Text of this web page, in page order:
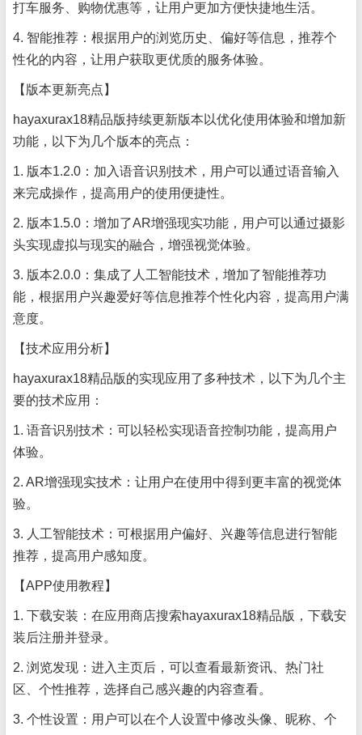
打车服务、购物优惠等，让用户更加方便快捷地生活。
4. 智能推荐：根据用户的浏览历史、偏好等信息，推荐个
性化的内容，让用户获取更优质的服务体验。
【版本更新亮点】
hayaxurax18精品版持续更新版本以优化使用体验和增加新
功能，以下为几个版本的亮点：
1. 版本1.2.0：加入语音识别技术，用户可以通过语音输入
来完成操作，提高用户的使用便捷性。
2. 版本1.5.0：增加了AR增强现实功能，用户可以通过摄影
头实现虚拟与现实的融合，增强视觉体验。
3. 版本2.0.0：集成了人工智能技术，增加了智能推荐功
能，根据用户兴趣爱好等信息推荐个性化内容，提高用户满
意度。
【技术应用分析】
hayaxurax18精品版的实现应用了多种技术，以下为几个主
要的技术应用：
1. 语音识别技术：可以轻松实现语音控制功能，提高用户
体验。
2. AR增强现实技术：让用户在使用中得到更丰富的视觉体
验。
3. 人工智能技术：可根据用户偏好、兴趣等信息进行智能
推荐，提高用户感知度。
【APP使用教程】
1. 下载安装：在应用商店搜索hayaxurax18精品版，下载安
装后注册并登录。
2. 浏览发现：进入主页后，可以查看最新资讯、热门社
区、个性推荐，选择自己感兴趣的内容查看。
3. 个性设置：用户可以在个人设置中修改头像、昵称、个